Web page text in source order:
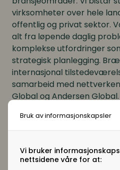
Bruk av informasjonskapsler
Vi bruker
nettsidene våre for at:
Digitalisering
Digitale løsninger innen HR
Digitale løsninger i
Lønnsoppgjøret og tariff
Digitalisering
Digitale løsninger innen HR
Digitale løsninger i
virksomheter over hele
offentlig og privat sektor.
alt fra løpende daglig
komplekse utfordringer
strategisk planlegging.
internasjonal
samarbeid med
Global og Andersen Global.